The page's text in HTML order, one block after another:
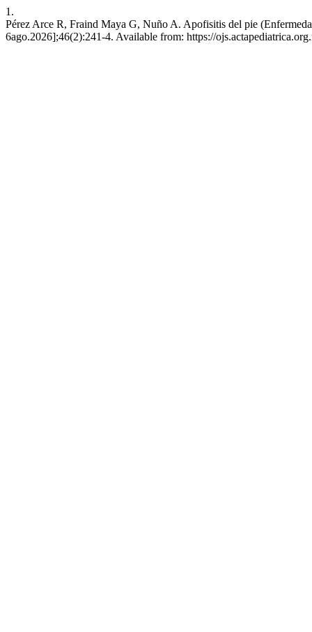
1.
Pérez Arce R, Fraind Maya G, Nuño A. Apofisitis del pie
6ago.2026];46(2):241-4. Available from: https://